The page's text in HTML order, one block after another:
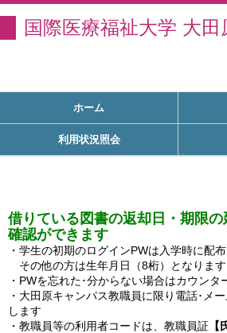
国際医療福祉大学 大
ホーム
利用状況照会
借りている図書の返却日・期限
確認ができます
・学生の初期のログインPWは入学時に配
その他の方は生年月日（8桁）となります
・PWを忘れた･分からない場合はカウン
・大田原キャンパス教職員に限り電話･メ
します
・教職員等の利用者コードは、教職員証 【